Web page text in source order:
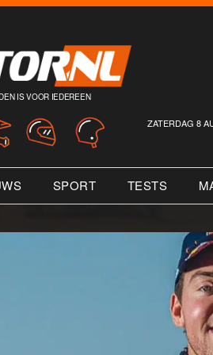
IS VOOR IEDEREEN
ZATERDAG 8
SPORT TESTS